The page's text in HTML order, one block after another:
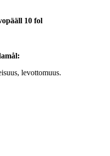
10 fol
levottomuus.